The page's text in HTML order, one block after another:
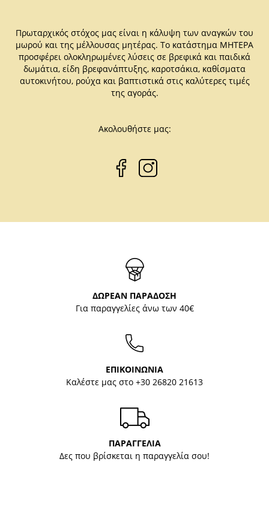
Πρωταρχικός στόχος μας είναι η κάλυψη των αναγκών του
μωρού και της μέλλουσας μητέρας. Το κατάστημα ΜΗΤΕΡΑ
προσφέρει ολοκληρωμένες λύσεις σε βρεφικά και παιδικά
δωμάτια, είδη βρεφανάπτυξης, καροτσάκια, καθίσματα
αυτοκινήτου, ρούχα και βαπτιστικά στις καλύτερες τιμές
της αγοράς.
Ακολουθήστε μας:
ΔΩΡΕΑΝ ΠΑΡΑΔΟΣΗ
Για παραγγελίες άνω των 40€
ΕΠΙΚΟΙΝΩΝΙΑ
Καλέστε μας στο +30 26820 21613
ΠΑΡΑΓΓΕΛΙΑ
Δες που βρίσκεται η παραγγελία σου!